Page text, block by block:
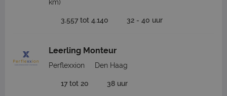
km)
3.557 tot 4.140 32 - 40 uur
Leerling Monteur
Perflexxion Den Haag
17 tot 20 38 uur